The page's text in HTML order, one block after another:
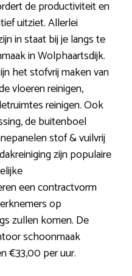
de productiviteit en
uitziet. Allerlei
in staat bij je langs te
in Wolphaartsdijk.
het stofvrij maken van
vloeren reinigen,
reinigen. Ook
de buitenboel
stof & vuilvrij
zijn populaire
een contractvorm
op
zullen komen. De
schoonmaak
€33,00 per uur.